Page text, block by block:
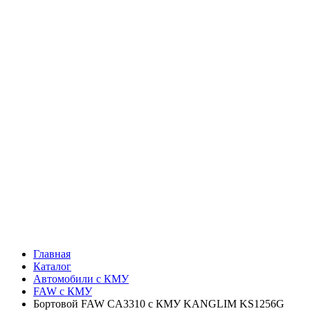
Главная
Каталог
Автомобили с КМУ
FAW c КМУ
Бортовой FAW CA3310 с КМУ KANGLIM KS1256G